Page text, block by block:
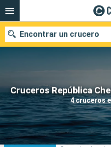
Cruceros República
4 cruceros
Encontrar un crucero
Nuestros destinos
Fecha de salida
Puertos